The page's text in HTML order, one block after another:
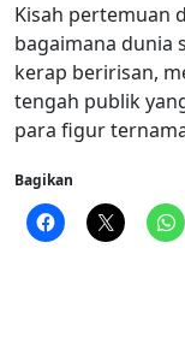
Kisah pertemuan
bagaimana dunia
kerap beririsan,
tengah publik
para figur
Bagikan